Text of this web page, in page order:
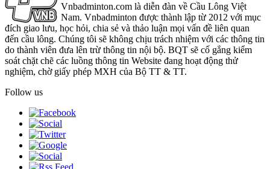
Vnbadminton.com là diễn đàn về Cầu Lông Việt
Nam. Vnbadminton được thành lập từ 2012 với mục
đích giao lưu, học hỏi, chia sẻ và thảo luận mọi vấn đề liên quan
đến cầu lông. Chúng tôi sẽ không chịu trách nhiệm với các thông tin
do thành viên đưa lên trừ thông tin nội bộ. BQT sẽ cố gắng kiểm
soát chặt chẽ các luồng thông tin Website đang hoạt động thử
nghiệm, chờ giấy phép MXH của Bộ TT & TT.
Follow us